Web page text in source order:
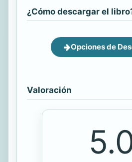
¿Cómo descargar el
Opciones de
Valoración